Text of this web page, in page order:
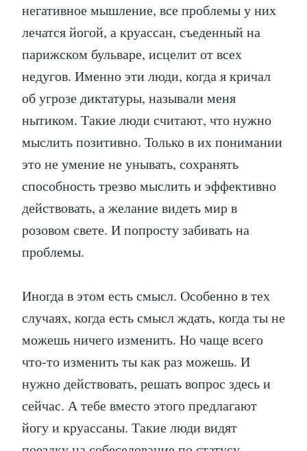
негативное мышление, все проблемы у них
лечатся йогой, а круассан, съеденный на
парижском бульваре, исцелит от всех
недугов. Именно эти люди, когда я кричал
об угрозе диктатуры, называли меня
нытиком. Такие люди считают, что нужно
мыслить позитивно. Только в их понимании
это не умение не унывать, сохранять
способность трезво мыслить и эффективно
действовать, а желание видеть мир в
розовом свете. И попросту забивать на
проблемы.
Иногда в этом есть смысл. Особенно в тех
случаях, когда есть смысл ждать, когда ты не
можешь ничего изменить. Но чаще всего
что-то изменить ты как раз можешь. И
нужно действовать, решать вопрос здесь и
сейчас. А тебе вместо этого предлагают
йогу и круассаны. Такие люди видят